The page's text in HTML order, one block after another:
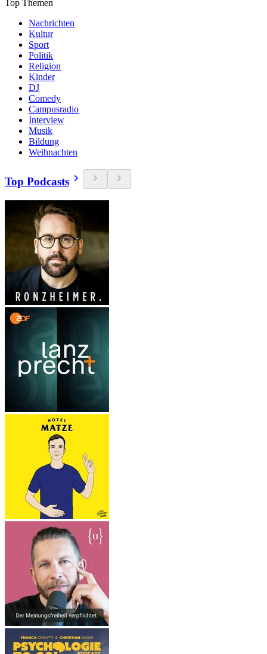
Top Themen
Nachrichten
Kultur
Sport
Politik
Religion
Kinder
DJ
Comedy
Campusradio
Interview
Musik
Bildung
Weihnachten
Top Podcasts